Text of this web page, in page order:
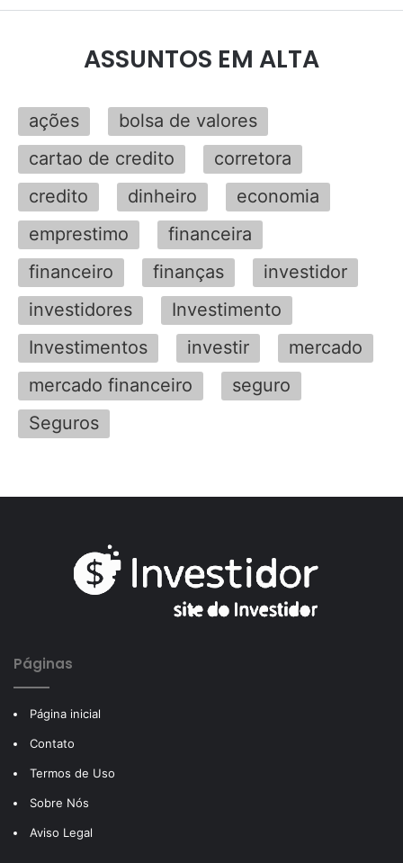
ASSUNTOS EM ALTA
ações
bolsa de valores
cartao de credito
corretora
credito
dinheiro
economia
emprestimo
financeira
financeiro
finanças
investidor
investidores
Investimento
Investimentos
investir
mercado
mercado financeiro
seguro
Seguros
Páginas
Página inicial
Contato
Termos de Uso
Sobre Nós
Aviso Legal